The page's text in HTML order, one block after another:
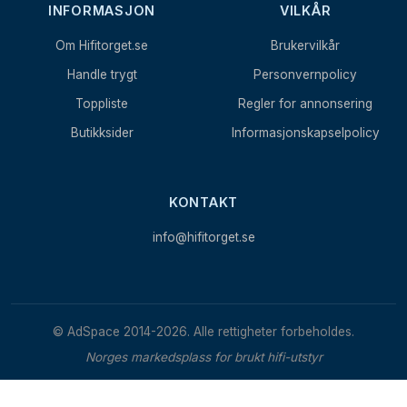
INFORMASJON
Om Hifitorget.se
Handle trygt
Toppliste
Butikksider
VILKÅR
Brukervilkår
Personvernpolicy
Regler for annonsering
Informasjonskapselpolicy
KONTAKT
info@hifitorget.se
© AdSpace 2014-2026. Alle rettigheter forbeholdes.
Norges markedsplass for brukt hifi-utstyr